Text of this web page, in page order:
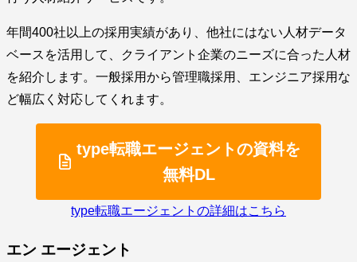
年間400社以上の採用実績があり、他社にはない人材データ
ベースを活用して、クライアント企業のニーズに合った人材
を紹介します。一般採用から管理職採用、エンジニア採用な
ど幅広く対応してくれます。
type転職エージェントの資料を
無料DL
type転職エージェントの詳細はこちら
エン エージェント